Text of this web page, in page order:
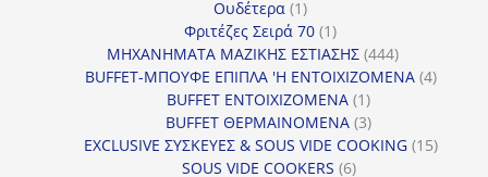
Ουδέτερα 11
προϊόν
Φριτέζες Σειρά 70 11
προϊόν
ΜΗΧΑΝΗΜΑΤΑ ΜΑΖΙΚΗΣ ΕΣΤΙΑΣΗΣ 444444
προϊόντα
BUFFET-ΜΠΟΥΦΕ ΕΠΙΠΛΑ 'Η ΕΝΤΟΙΧΙΖΟΜΕΝΑ 44
BUFFET ΕΝΤΟΙΧΙΖΟΜΕΝΑ 11
προϊόν
BUFFET ΘΕΡΜΑΙΝΟΜΕΝΑ 33
προϊόντα
EXCLUSIVE ΣΥΣΚΕΥΕΣ & SOUS VIDE COOKING 1515
SOUS VIDE COOKERS 66